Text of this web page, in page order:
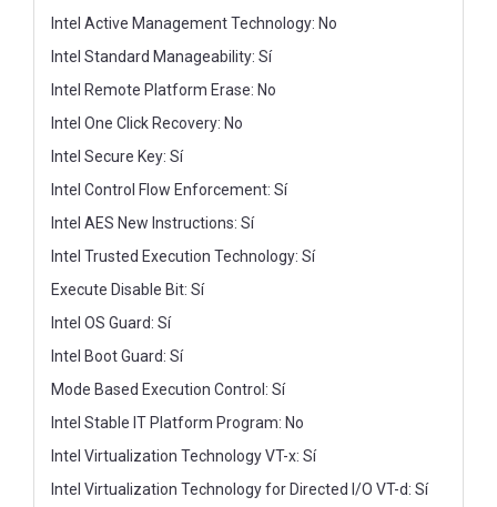
Intel Active Management Technology: No
Intel Standard Manageability: Sí
Intel Remote Platform Erase: No
Intel One Click Recovery: No
Intel Secure Key: Sí
Intel Control Flow Enforcement: Sí
Intel AES New Instructions: Sí
Intel Trusted Execution Technology: Sí
Execute Disable Bit: Sí
Intel OS Guard: Sí
Intel Boot Guard: Sí
Mode Based Execution Control: Sí
Intel Stable IT Platform Program: No
Intel Virtualization Technology VT-x: Sí
Intel Virtualization Technology for Directed I/O VT-d: Sí